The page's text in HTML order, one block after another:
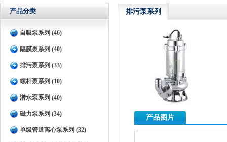
产品分类
自吸泵系列 (46)
隔膜泵系列 (40)
排污泵系列 (33)
螺杆泵系列 (10)
潜水泵系列 (40)
磁力泵系列 (34)
单级管道离心泵系列 (32)
排污泵系列
产品图片